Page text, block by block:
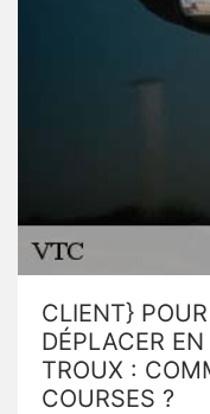
CLIENT}
DÉPLACER
TROUX :
COURSES ?